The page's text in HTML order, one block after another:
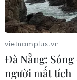
cạnh tranh và đến
hàng trong tốp lớn
vietnamplus.vn
Đà Nẵng:
người mất tích